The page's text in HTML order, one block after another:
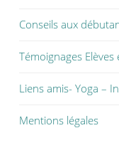
Conseils aux
Témoignages Elèves
Liens amis- Yoga –
Mentions légales